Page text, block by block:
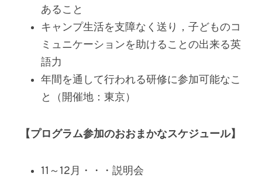
あること
キャンプ生活を支障なく送り，子どものコ
ミュニケーションを助けることの出来る英
語力
年間を通して行われる研修に参加可能なこ
と（開催地：東京）
【プログラム参加のおおまかなスケジュール】
11～12月・・・説明会